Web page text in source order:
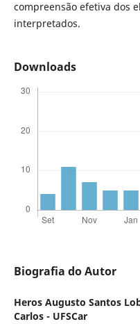
compreensão efetiva dos
interpretados.
Downloads
Biografia do Autor
Heros Augusto Santos
Carlos - UFSCar